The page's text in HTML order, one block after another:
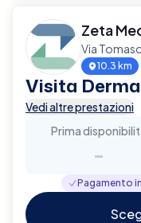
Zeta
Via
10.3 km
Visita
Vedi altre prestazioni
Prima
-
Pagamento